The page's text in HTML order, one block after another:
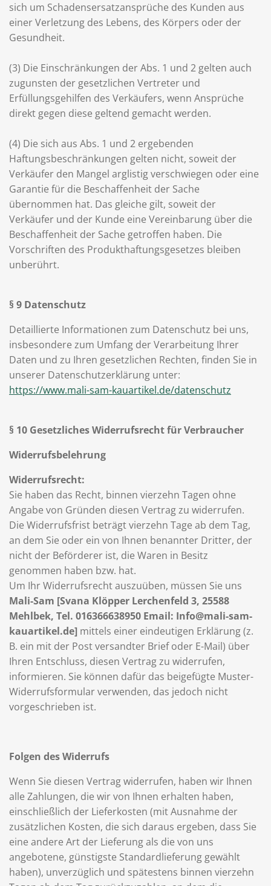
sich um Schadensersatzansprüche des Kunden aus
einer Verletzung des Lebens, des Körpers oder der
Gesundheit.
(3) Die Einschränkungen der Abs. 1 und 2 gelten auch
zugunsten der gesetzlichen Vertreter und
Erfüllungsgehilfen des Verkäufers, wenn Ansprüche
direkt gegen diese geltend gemacht werden.
(4) Die sich aus Abs. 1 und 2 ergebenden
Haftungsbeschränkungen gelten nicht, soweit der
Verkäufer den Mangel arglistig verschwiegen oder eine
Garantie für die Beschaffenheit der Sache
übernommen hat. Das gleiche gilt, soweit der
Verkäufer und der Kunde eine Vereinbarung über die
Beschaffenheit der Sache getroffen haben. Die
Vorschriften des Produkthaftungsgesetzes bleiben
unberührt.
§ 9 Datenschutz
Detaillierte Informationen zum Datenschutz bei uns,
insbesondere zum Umfang der Verarbeitung Ihrer
Daten und zu Ihren gesetzlichen Rechten, finden Sie in
unserer Datenschutzerklärung unter:
https://www.mali-sam-kauartikel.de/datenschutz
§ 10 Gesetzliches Widerrufsrecht für Verbraucher
Widerrufsbelehrung
Widerrufsrecht:
Sie haben das Recht, binnen vierzehn Tagen ohne
Angabe von Gründen diesen Vertrag zu widerrufen.
Die Widerrufsfrist beträgt vierzehn Tage ab dem Tag,
an dem Sie oder ein von Ihnen benannter Dritter, der
nicht der Beförderer ist, die Waren in Besitz
genommen haben bzw. hat.
Um Ihr Widerrufsrecht auszuüben, müssen Sie uns
Mali-Sam [Svana Klöpper Lerchenfeld 3, 25588
Mehlbek, Tel. 016366638950 Email: Info@mali-sam-
kauartikel.de] mittels einer eindeutigen Erklärung (z.
B. ein mit der Post versandter Brief oder E-Mail) über
Ihren Entschluss, diesen Vertrag zu widerrufen,
informieren. Sie können dafür das beigefügte Muster-
Widerrufsformular verwenden, das jedoch nicht
vorgeschrieben ist.
Folgen des Widerrufs
Wenn Sie diesen Vertrag widerrufen, haben wir Ihnen
alle Zahlungen, die wir von Ihnen erhalten haben,
einschließlich der Lieferkosten (mit Ausnahme der
zusätzlichen Kosten, die sich daraus ergeben, dass Sie
eine andere Art der Lieferung als die von uns
angebotene, günstigste Standardlieferung gewählt
haben), unverzüglich und spätestens binnen vierzehn